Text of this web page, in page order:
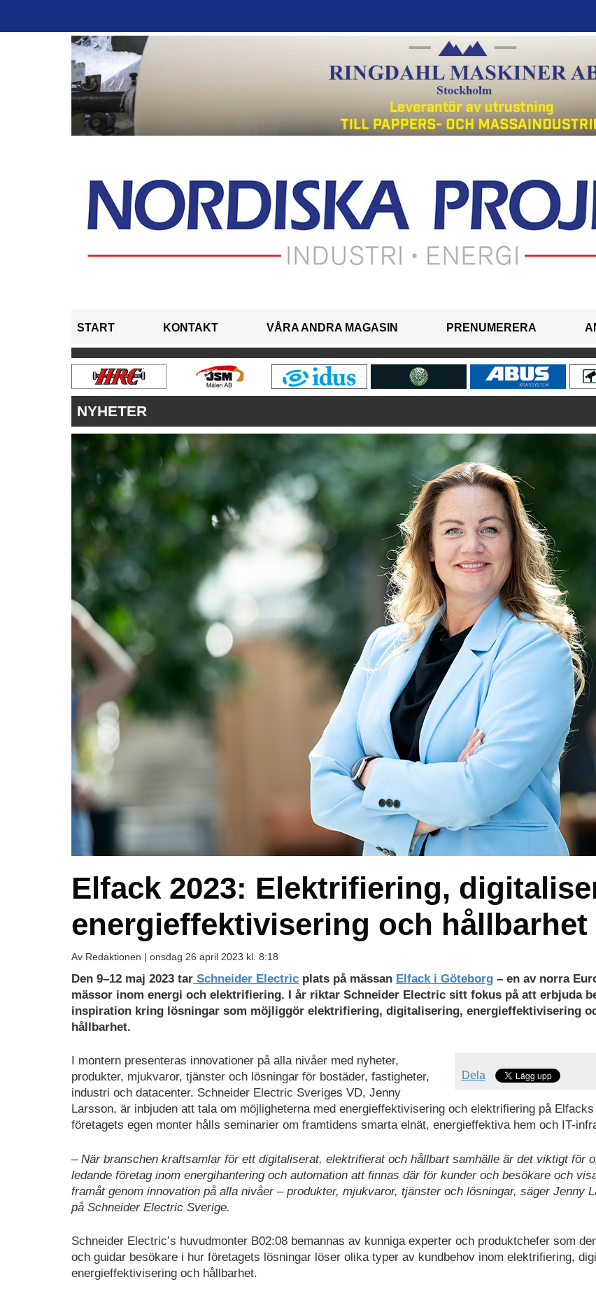
START KONTAKT VÅRA ANDRA MAGASIN PRENUMERERA
NYHETER
Elfack 2023: Elektrifiering,
energieffektivisering och hållbarhet
Av Redaktionen | onsdag 26 april 2023 kl. 8:18
Den 9–12 maj 2023 tar Schneider Electric plats på mässan Elfack i Göteborg – en av norra
mässor inom energi och elektrifiering. I år riktar Schneider Electric sitt fokus på att erbjuda
inspiration kring lösningar som möjliggör elektrifiering, digitalisering, energieffektivisering
hållbarhet.
Dela
I montern presenteras innovationer på alla nivåer med nyheter,
produkter, mjukvaror, tjänster och lösningar för bostäder, fastigheter,
industri och datacenter. Schneider Electric Sveriges VD, Jenny
Larsson, är inbjuden att tala om möjligheterna med energieffektivisering och elektrifiering på
företagets egen monter hålls seminarier om framtidens smarta elnät, energieffektiva hem och IT-
– När branschen kraftsamlar för ett digitaliserat, elektrifierat och hållbart samhälle är det viktigt för
ledande företag inom energihantering och automation att finnas där för kunder och besökare och
framåt genom innovation på alla nivåer – produkter, mjukvaror, tjänster och lösningar, säger Jenny
på Schneider Electric Sverige.
Schneider Electric’s huvudmonter B02:08 bemannas av kunniga experter och produktchefer som
och guidar besökare i hur företagets lösningar löser olika typer av kundbehov inom elektrifiering,
energieffektivisering och hållbarhet.